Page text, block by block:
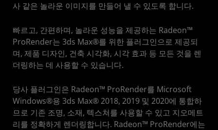
시스템 요구사항
리소스
사 같은 놀라운 이미지를 만들어 낼 수 있도록 합니다.
빠르고, 간편하며, 놀라운 성능을 제공하는 Radeon™
ProRender는 3ds Max®를 위한 플러그인으로 제공되
며, 제품 디자인, 건축 시각화, 시각 효과 등 모든 것을 렌
더링하는 데 사용할 수 있습니다.
당사 플러그인은 Radeon™ ProRender를 Microsoft
Windows®용 3ds Max® 2018, 2019 및 2020에 통합하
므로 기존 조명, 소재, 텍스쳐를 사용할 수 있고 지오메트
리를 정확하게 렌더링합니다. Radeon™ ProRender에는